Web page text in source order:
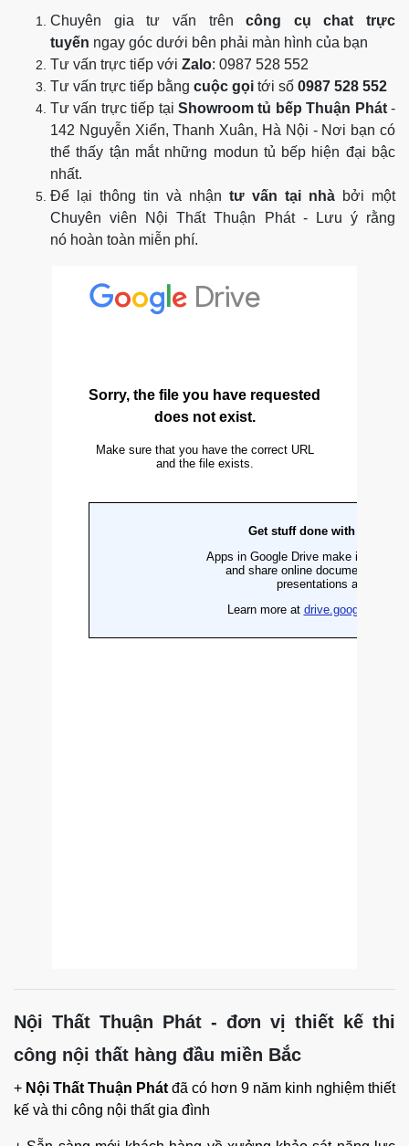
Chuyên gia tư vấn trêncông cụ chat trực
tuyến ngay góc dưới bên phải màn hình của bạn
Tư vấn trực tiếp với Zalo: 0987 528 552
Tư vấn trực tiếp bằng cuộc gọi tới số 0987 528 552
Tư vấn trực tiếp tại Showroom tủ bếp Thuận Phát-
142 Nguyễn Xiển, Thanh Xuân, Hà Nội - Nơi bạn có
thể thấy tận mắt những modun tủ bếp hiện đại bậc
nhất.
Để lại thông tin và nhận tư vấn tại nhà bởi một
Chuyên viên Nội Thất Thuận Phát - Lưu ý rằng
nó hoàn toàn miễn phí.
Nội Thất Thuận Phát - đơn vị thiết kế thi
công nội thất hàng đầu miền Bắc
+ Nội Thất Thuận Phát đã có hơn 9 năm kinh nghiệm thiết
kế và thi công nội thất gia đình